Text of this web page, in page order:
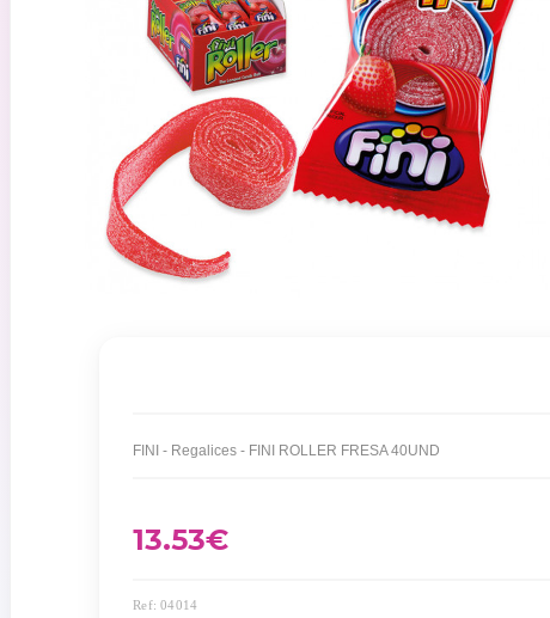
FINI - Regalices - FINI ROLLER FRESA 40UND
13.53€
Ref: 04014